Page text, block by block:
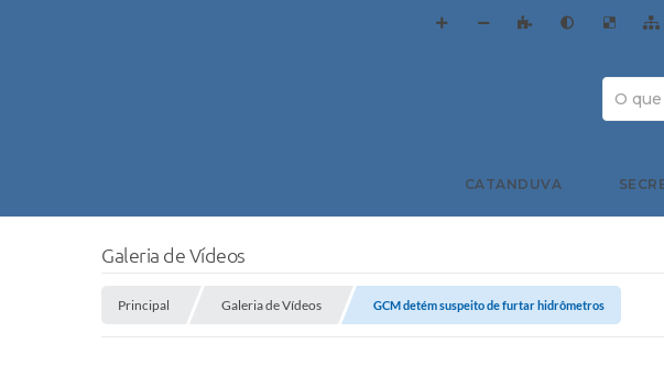
CATANDUVA
Galeria de Vídeos
Principal Galeria de Vídeos GCM detém suspeito de furtar hidrômetros